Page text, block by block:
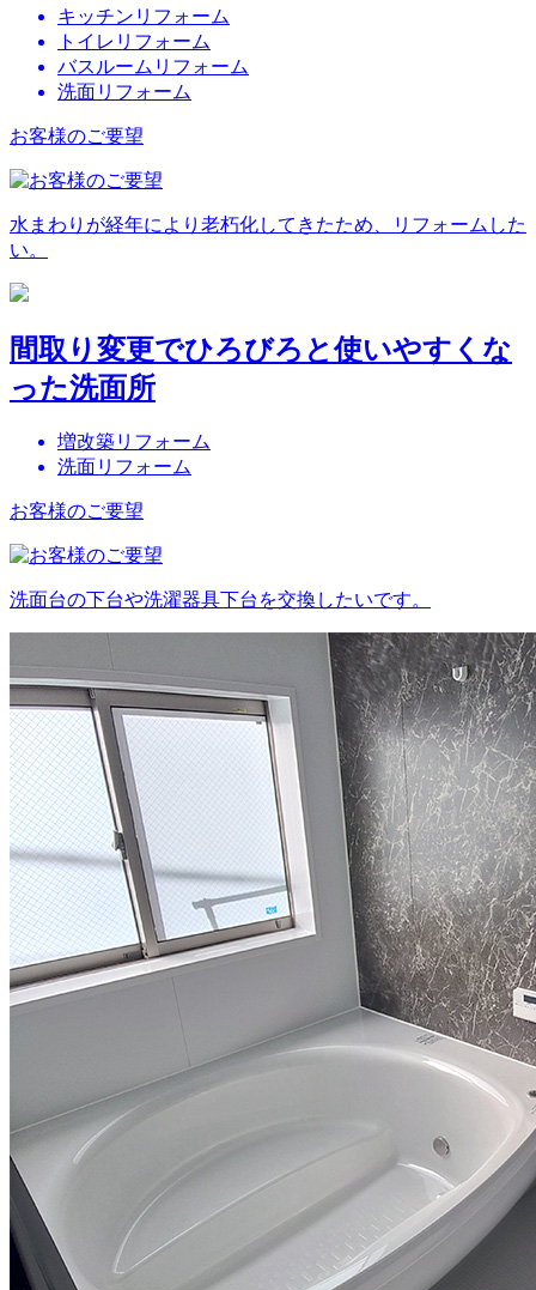
キッチンリフォーム
トイレリフォーム
バスルームリフォーム
洗面リフォーム
お客様のご要望
水まわりが経年により老朽化してきたため、リフォームした
い。
間取り変更でひろびろと使いやすくな
った洗面所
増改築リフォーム
洗面リフォーム
お客様のご要望
洗面台の下台や洗濯器具下台を交換したいです。